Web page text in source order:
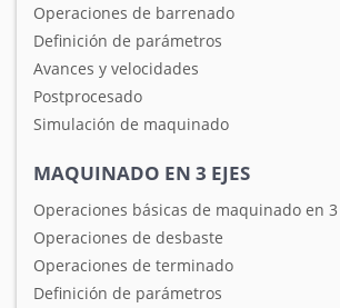
Operaciones de barrenado
Definición de parámetros
Avances y velocidades
Postprocesado
Simulación de maquinado
MAQUINADO EN 3 EJES
Operaciones básicas de maquinado en
Operaciones de desbaste
Operaciones de terminado
Definición de parámetros